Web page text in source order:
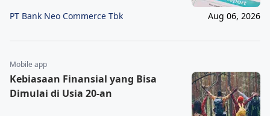
PT Bank Neo Commerce Tbk Aug 06, 2026
Mobile app
Kebiasaan Finansial yang Bisa
Dimulai di Usia 20-an